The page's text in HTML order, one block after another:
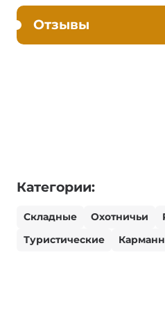
Отзывы
Категории:
Складные Охотничьи
Туристические